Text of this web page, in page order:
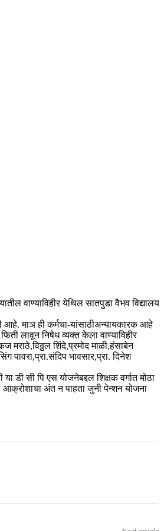
वाण्याविहीर येथिल सातपुडा वैभव विद्यालय
माञ ही कर्मचा-यांसाठीअन्यायकारक आहे
लावून निषेध व्यक्त केला वाण्याविहीर
मराठे,विठ्ठल शिंदे,प्रमोद माळी,हंसाबेन
भावसार,प्रा. दिनेश
डी सी पि एस योजनेबद्दल शिक्षक वर्गात मोठा
आक्रोशाचा अंत न पाहता जुनी पेन्शन योजना